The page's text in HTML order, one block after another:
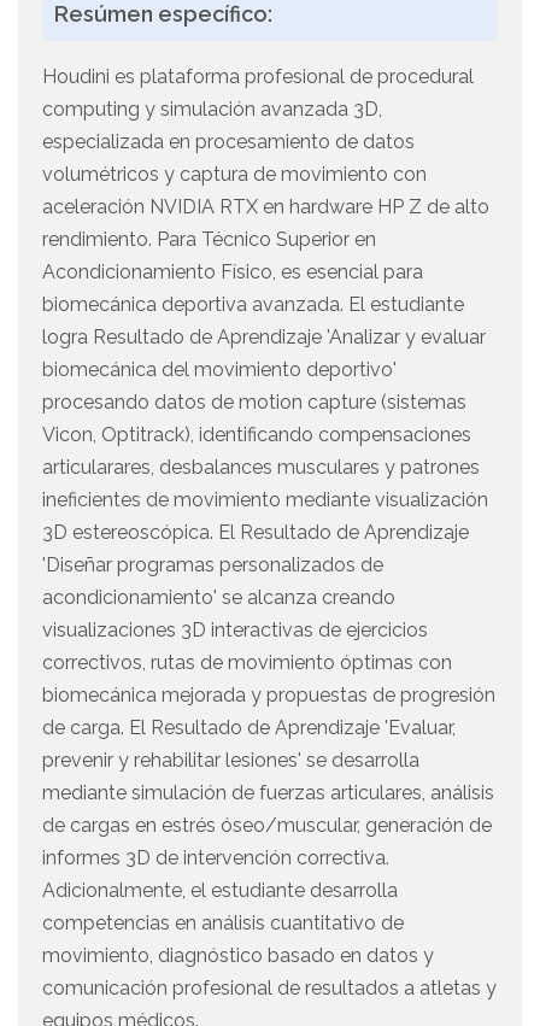
Resúmen específico:
Houdini es plataforma profesional de procedural
computing y simulación avanzada 3D,
especializada en procesamiento de datos
volumétricos y captura de movimiento con
aceleración NVIDIA RTX en hardware HP Z de alto
rendimiento. Para Técnico Superior en
Acondicionamiento Físico, es esencial para
biomecánica deportiva avanzada. El estudiante
logra Resultado de Aprendizaje 'Analizar y evaluar
biomecánica del movimiento deportivo'
procesando datos de motion capture (sistemas
Vicon, Optitrack), identificando compensaciones
articularares, desbalances musculares y patrones
ineficientes de movimiento mediante visualización
3D estereoscópica. El Resultado de Aprendizaje
'Diseñar programas personalizados de
acondicionamiento' se alcanza creando
visualizaciones 3D interactivas de ejercicios
correctivos, rutas de movimiento óptimas con
biomecánica mejorada y propuestas de progresión
de carga. El Resultado de Aprendizaje 'Evaluar,
prevenir y rehabilitar lesiones' se desarrolla
mediante simulación de fuerzas articulares, análisis
de cargas en estrés óseo/muscular, generación de
informes 3D de intervención correctiva.
Adicionalmente, el estudiante desarrolla
competencias en análisis cuantitativo de
movimiento, diagnóstico basado en datos y
comunicación profesional de resultados a atletas y
equipos médicos.